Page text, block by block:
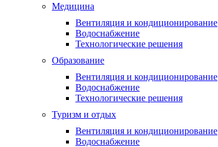
Медицина
Вентиляция и кондиционирование
Водоснабжение
Технологические решения
Образование
Вентиляция и кондиционирование
Водоснабжение
Технологические решения
Туризм и отдых
Вентиляция и кондиционирование
Водоснабжение